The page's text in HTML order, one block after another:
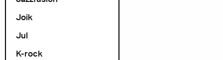
Joik
Jul
K-rock